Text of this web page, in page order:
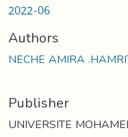
2022-06
Authors
NECHE AMIRA
Publisher
UNIVERSITE